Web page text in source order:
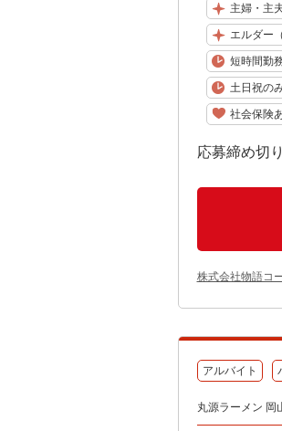
主婦・主
エルダー
短時間勤
土日祝の
社会保険
応募締め切
株式会社物語コ
アルバイト
丸源ラーメン 岡